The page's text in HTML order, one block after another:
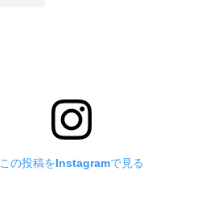
この投稿をInstagramで見る